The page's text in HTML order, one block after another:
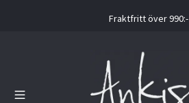
Fraktfritt över 990:-